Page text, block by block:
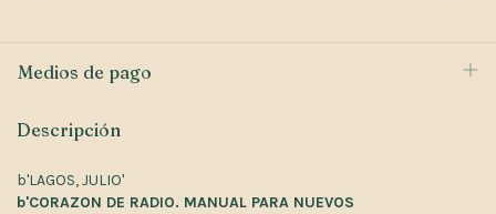
Medios de pago
Descripción
b'LAGOS, JULIO'
b'CORAZON DE RADIO. MANUAL PARA NUEVOS